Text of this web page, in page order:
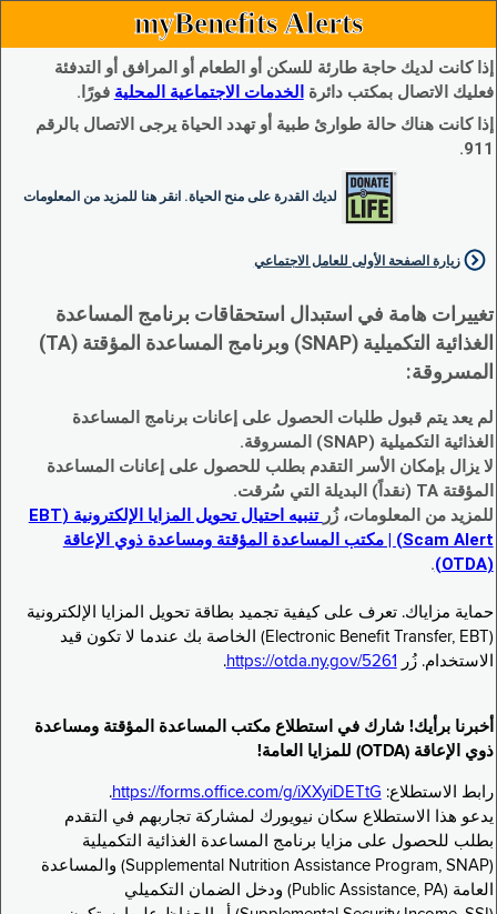
myBenefits Alerts
إذا كانت لديك حاجة طارئة للسكن أو الطعام أو المرافق أو التدفئة
فعليك الاتصال بمكتب دائرة الخدمات الاجتماعية المحلية فورًا.
إذا كانت هناك حالة طوارئ طبية أو تهدد الحياة يرجى الاتصال بالرقم
911.
لديك القدرة على منح الحياة. انقر هنا للمزيد من المعلومات
زيارة الصفحة الأولى للعامل الاجتماعي
تغييرات هامة في استبدال استحقاقات برنامج المساعدة
الغذائية التكميلية (SNAP) وبرنامج المساعدة المؤقتة (TA)
المسروقة:
لم يعد يتم قبول طلبات الحصول على إعانات برنامج المساعدة
الغذائية التكميلية (SNAP) المسروقة.
لا يزال بإمكان الأسر التقدم بطلب للحصول على إعانات المساعدة
المؤقتة TA (نقداً) البديلة التي سُرقت.
للمزيد من المعلومات، زُر
تنبيه احتيال تحويل المزايا الإلكترونية (EBT
Scam Alert) | مكتب المساعدة المؤقتة ومساعدة ذوي الإعاقة
(OTDA)
.
حماية مزاياك. تعرف على كيفية تجميد بطاقة تحويل المزايا الإلكترونية
(Electronic Benefit Transfer, EBT) الخاصة بك عندما لا تكون قيد
الاستخدام. زُر
https://otda.ny.gov/5261
.
أخبرنا برأيك! شارك في استطلاع مكتب المساعدة المؤقتة ومساعدة
ذوي الإعاقة (OTDA) للمزايا العامة!
رابط الاستطلاع: https://forms.office.com/g/iXXyiDETtG
.
يدعو هذا الاستطلاع سكان نيويورك لمشاركة تجاربهم في التقدم
بطلب للحصول على مزايا برنامج المساعدة الغذائية التكميلية
(Supplemental Nutrition Assistance Program, SNAP) والمساعدة
العامة (Public Assistance, PA) ودخل الضمان التكميلي